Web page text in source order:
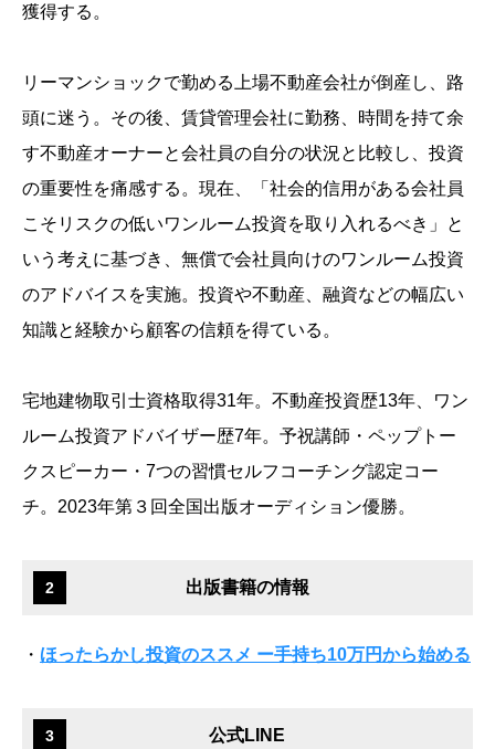
獲得する。
リーマンショックで勤める上場不動産会社が倒産し、路
頭に迷う。その後、賃貸管理会社に勤務、時間を持て余
す不動産オーナーと会社員の自分の状況と比較し、投資
の重要性を痛感する。現在、「社会的信用がある会社員
こそリスクの低いワンルーム投資を取り入れるべき」と
いう考えに基づき、無償で会社員向けのワンルーム投資
のアドバイスを実施。投資や不動産、融資などの幅広い
知識と経験から顧客の信頼を得ている。
宅地建物取引士資格取得31年。不動産投資歴13年、ワン
ルーム投資アドバイザー歴7年。予祝講師・ペップトー
クスピーカー・7つの習慣セルフコーチング認定コー
チ。2023年第３回全国出版オーディション優勝。
2 出版書籍の情報
・ ほったらかし投資のススメ ー手持ち10万円から始める
3 公式LINE